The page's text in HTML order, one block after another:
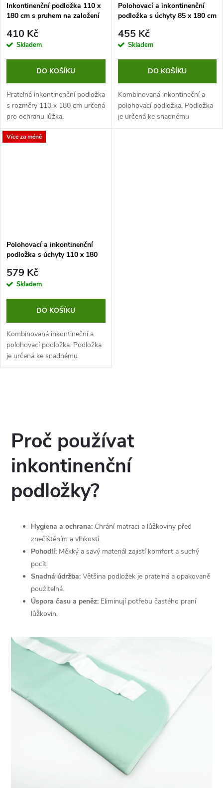
Inkontinenční podložka 110 x
180 cm s pruhem na založení
410 Kč
Skladem
DO KOŠÍKU
Pratelná inkontinenční podložka
s rozměry 110 x 180 cm určená
pro ochranu lůžka.
Polohovací a inkontinenční
podložka s úchyty 85 x 180 cm
455 Kč
Skladem
DO KOŠÍKU
Kombinovaná inkontineční a
polohovací podložka. Podložka
je určená ke snadnému
polohování pacienta, zároveň
Více za méně
Polohovací a inkontinenční
podložka s úchyty 110 x 180
579 Kč
Skladem
DO KOŠÍKU
Kombinovaná inkontineční a
polohovací podložka. Podložka
je určená ke snadnému
polohování pacienta, zároveň
á
d
a
y
p
Proč používat
inkontinenční
podložky?
Hygiena a ochrana: Chrání matraci a lůžkoviny před
znečištěním a vlhkostí.
Pohodlí: Měkký a savý materiál zajistí komfort a suchý
pocit.
Snadná údržba: Většina podložek je pratelná a opakovaně
použitelná.
Úspora času a peněz: Eliminují potřebu častého praní
lůžkovin.